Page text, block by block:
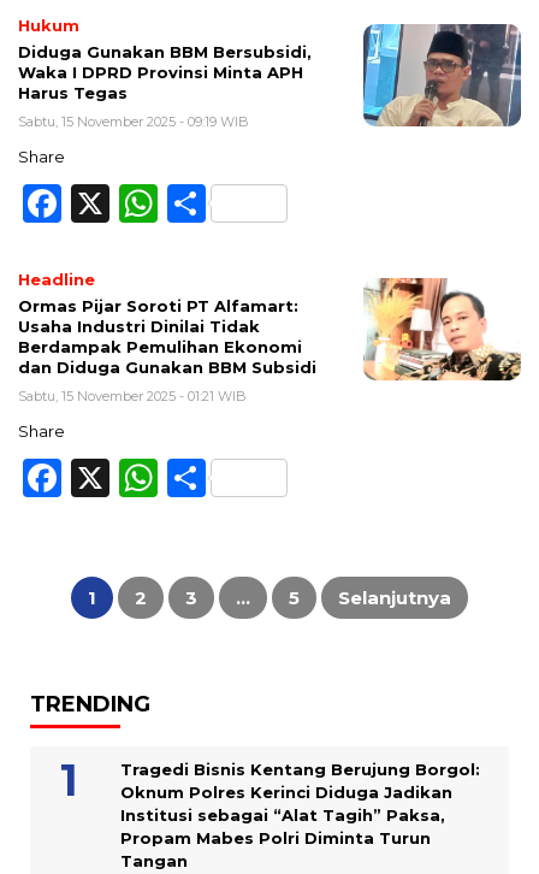
Hukum
Diduga Gunakan BBM Bersubsidi,
Waka I DPRD Provinsi Minta APH
Harus Tegas
Sabtu, 15 November 2025 - 09:19 WIB
Share
Facebook
X WhatsApp
Share
Headline
Ormas Pijar Soroti PT Alfamart:
Usaha Industri Dinilai Tidak
Berdampak Pemulihan Ekonomi
dan Diduga Gunakan BBM Subsidi
Sabtu, 15 November 2025 - 01:21 WIB
Share
Facebook
X WhatsApp
Share
Paginasi
pos1 2 3 … 5 Selanjutnya
TRENDING
Tragedi Bisnis Kentang Berujung Borgol:
Oknum Polres Kerinci Diduga Jadikan
Institusi sebagai “Alat Tagih” Paksa,
Propam Mabes Polri Diminta Turun
Tangan